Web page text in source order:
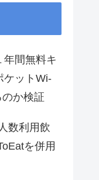
年間無料キ
ケットWi-
か検証
数利用飲
を併用